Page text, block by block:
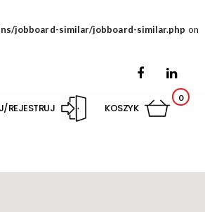
jobboard-similar/jobboard-similar.php on
REJESTRUJ KOSZYK
0